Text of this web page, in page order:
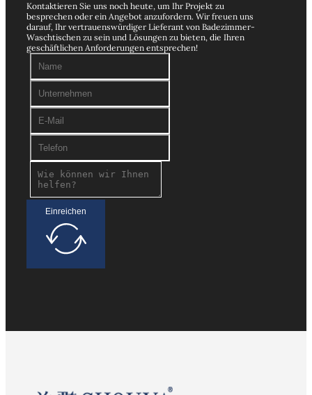
Kontaktieren Sie uns noch heute, um Ihr Projekt zu
besprechen oder ein Angebot anzufordern. Wir freuen uns
darauf, Ihr vertrauenswürdiger Lieferant von Badezimmer-
Waschtischen zu sein und Lösungen zu bieten, die Ihren
geschäftlichen Anforderungen entsprechen!
Einreichen